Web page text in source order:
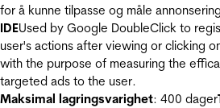
for å kunne tilpasse og måle
IDEUsed by Google DoubleClick to
user's actions after viewing or clicking
with the purpose of measuring the
targeted ads to the user.
Maksimal lagringsvarighet: 400 dager